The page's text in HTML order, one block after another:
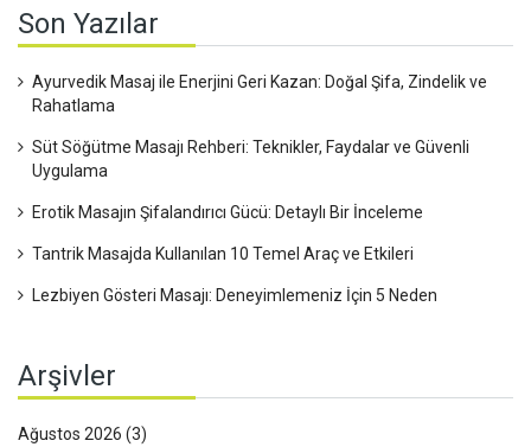
Son Yazılar
Ayurvedik Masaj ile Enerjini Geri Kazan: Doğal Şifa, Zindelik ve
Rahatlama
Süt Söğütme Masajı Rehberi: Teknikler, Faydalar ve Güvenli
Uygulama
Erotik Masajın Şifalandırıcı Gücü: Detaylı Bir İnceleme
Tantrik Masajda Kullanılan 10 Temel Araç ve Etkileri
Lezbiyen Gösteri Masajı: Deneyimlemeniz İçin 5 Neden
Arşivler
Ağustos 2026 (3)